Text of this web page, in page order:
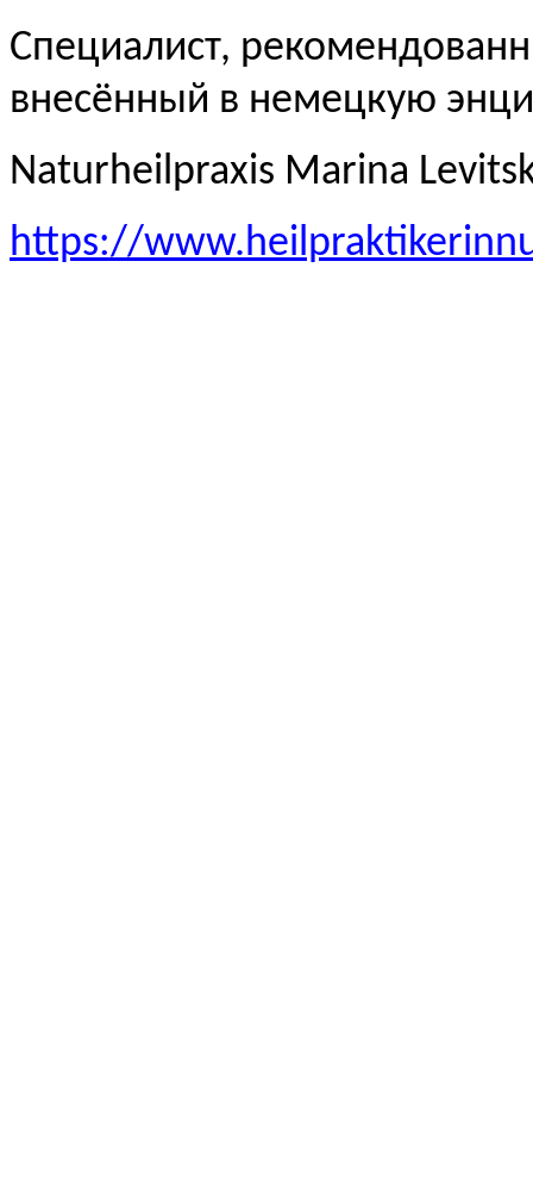
Специалист,
внесённый в немецкую
Naturheilpraxis Marina
https://